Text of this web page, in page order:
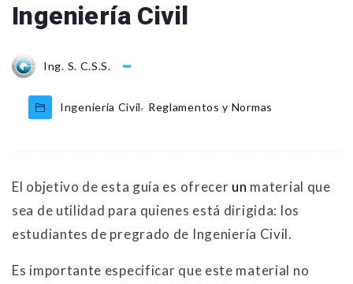
Ingeniería Civil
Ing. S. C.S.S.
Ingeniería Civil, Reglamentos y Normas
El objetivo de esta guía es ofrecer un material que
sea de utilidad para quienes está dirigida: los
estudiantes de pregrado de Ingeniería Civil.
Es importante especificar que este material no